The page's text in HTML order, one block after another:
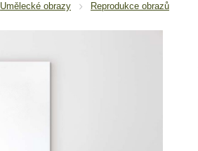
Umělecké obrazy Reprodukce obrazů